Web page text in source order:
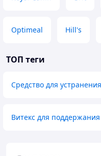
Optimeal Hill's
ТОП теги
Средство для
Витекс для